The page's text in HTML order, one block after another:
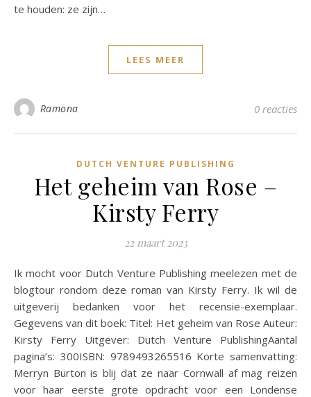
te houden: ze zijn…
LEES MEER
Ramona 0 reacties
DUTCH VENTURE PUBLISHING
Het geheim van Rose –
Kirsty Ferry
22 maart 2023
Ik mocht voor Dutch Venture Publishing meelezen met de
blogtour rondom deze roman van Kirsty Ferry. Ik wil de
uitgeverij bedanken voor het recensie-exemplaar.
Gegevens van dit boek: Titel: Het geheim van Rose Auteur:
Kirsty Ferry Uitgever: Dutch Venture PublishingAantal
pagina’s: 300ISBN: 9789493265516 Korte samenvatting:
Merryn Burton is blij dat ze naar Cornwall af mag reizen
voor haar eerste grote opdracht voor een Londense